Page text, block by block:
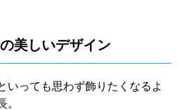
美しいデザイン
いっても思わず飾りたくなるよ
。